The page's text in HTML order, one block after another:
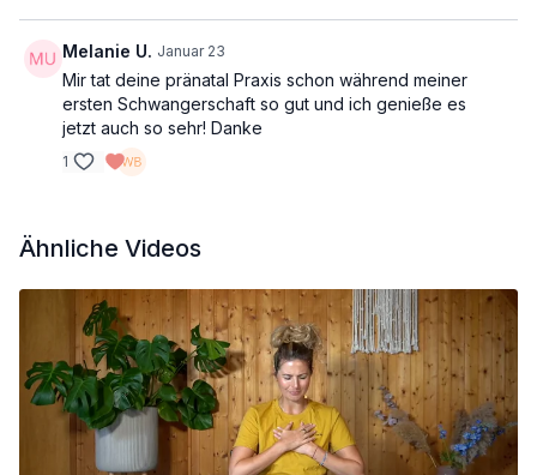
Melanie U. Januar 23
Mir tat deine pränatal Praxis schon während meiner
ersten Schwangerschaft so gut und ich genieße es
jetzt auch so sehr! Danke
1
Ähnliche Videos